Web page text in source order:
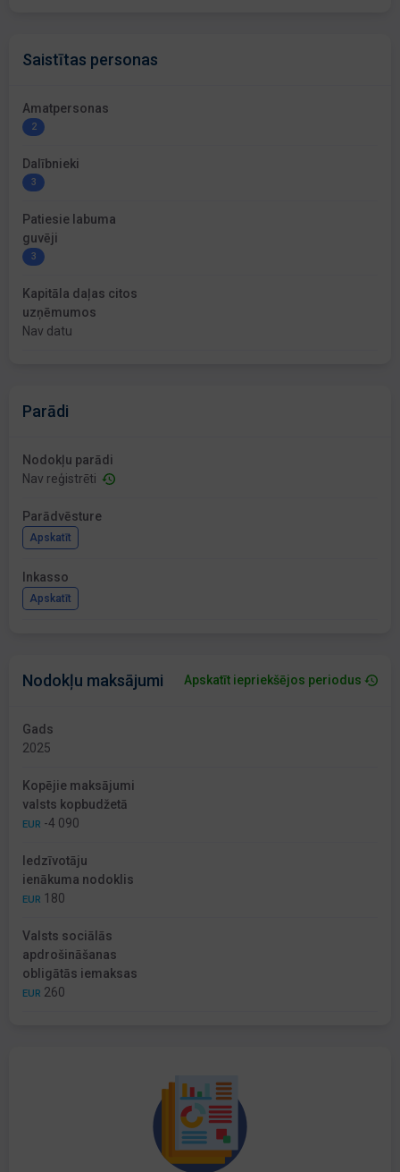
Saistītas personas
Amatpersonas
2
Dalībnieki
3
Patiesie labuma
guvēji
3
Kapitāla daļas citos
uzņēmumos
Nav datu
Parādi
Nodokļu parādi
Nav reģistrēti
Parādvēsture
Apskatīt
Inkasso
Apskatīt
Nodokļu maksājumi Apskatīt iepriekšējos periodus
Gads
2025
Kopējie maksājumi
valsts kopbudžetā
EUR -4 090
Iedzīvotāju
ienākuma nodoklis
EUR 180
Valsts sociālās
apdrošināšanas
obligātās iemaksas
EUR 260